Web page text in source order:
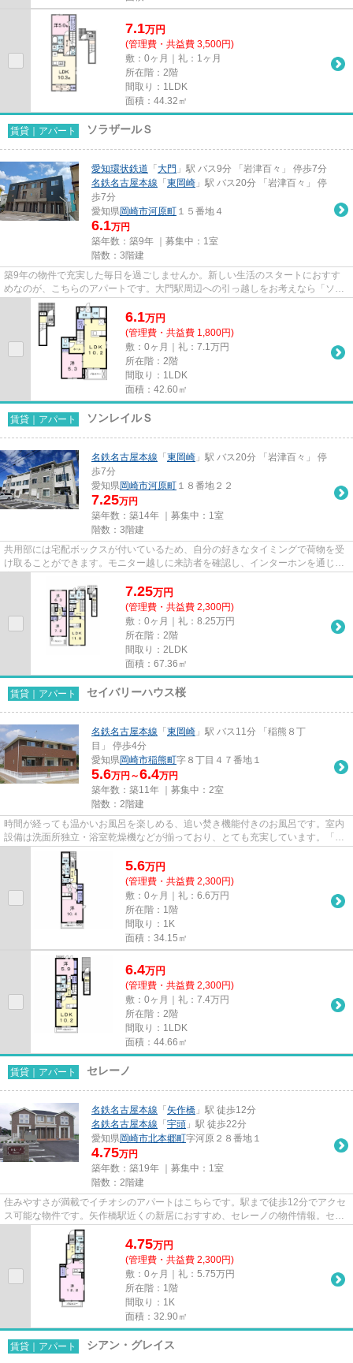
7.1万円
(管理費・共益費 3,500円)
敷：0ヶ月｜礼：1ヶ月
所在階：2階
間取り：1LDK
面積：44.32㎡
賃貸｜アパート ソラザールＳ
愛知環状鉄道 「 大門 」駅 バス9分 「岩津百々」 停歩7分
名鉄名古屋本線 「 東岡崎 」駅 バス20分 「岩津百々」 停
歩7分
愛知県岡崎市河原町 １５番地４
6.1万円
築年数：築9年 ｜募集中： 1室
階数：3階建
築9年の物件で充実した毎日を過ごしませんか。新しい生活のスタートにおすす
めなのが、こちらのアパートです。大門駅周辺への引っ越しをお考えなら「ソラ
ザールS」。物件情報をお求め...
6.1万円
(管理費・共益費 1,800円)
敷：0ヶ月｜礼：7.1万円
所在階：2階
間取り：1LDK
面積：42.60㎡
賃貸｜アパート ソンレイルＳ
名鉄名古屋本線 「 東岡崎 」駅 バス20分 「岩津百々」 停
歩7分
愛知県岡崎市河原町 １８番地２２
7.25万円
築年数：築14年 ｜募集中： 1室
階数：3階建
共用部には宅配ボックスが付いているため、自分の好きなタイミングで荷物を受
け取ることができます。モニター越しに来訪者を確認し、インターホンを通じて
7.25万円
(管理費・共益費 2,300円)
敷：0ヶ月｜礼：8.25万円
所在階：2階
間取り：2LDK
面積：67.36㎡
賃貸｜アパート セイバリーハウス桜
名鉄名古屋本線 「 東岡崎 」駅 バス11分 「稲熊８丁
目」 停歩4分
愛知県岡崎市稲熊町字８丁目４７番地１
5.6万円～6.4万円
築年数：築11年 ｜募集中： 2室
階数：2階建
時間が経っても温かいお風呂を楽しめる、追い焚き機能付きのお風呂です。室内
設備は洗面所独立・浴室乾燥機などが揃っており、とても充実しています。「セ
イバリーハウス桜」の物件情...
5.6万円
(管理費・共益費 2,300円)
敷：0ヶ月｜礼：6.6万円
所在階：1階
間取り：1K
面積：34.15㎡
6.4万円
(管理費・共益費 2,300円)
敷：0ヶ月｜礼：7.4万円
所在階：2階
間取り：1LDK
面積：44.66㎡
賃貸｜アパート セレーノ
名鉄名古屋本線 「 矢作橋 」駅 徒歩12分
名鉄名古屋本線 「 宇頭 」駅 徒歩22分
愛知県岡崎市北本郷町字河原２８番地１
4.75万円
築年数：築19年 ｜募集中： 1室
階数：2階建
住みやすさが満載でイチオシのアパートはこちらです。駅まで徒歩12分でアクセ
ス可能な物件です。矢作橋駅近くの新居におすすめ、セレーノの物件情報。セレ
クトホームでなら、岡崎市に...
4.75万円
(管理費・共益費 2,300円)
敷：0ヶ月｜礼：5.75万円
所在階：1階
間取り：1K
面積：32.90㎡
賃貸｜アパート シアン・グレイス